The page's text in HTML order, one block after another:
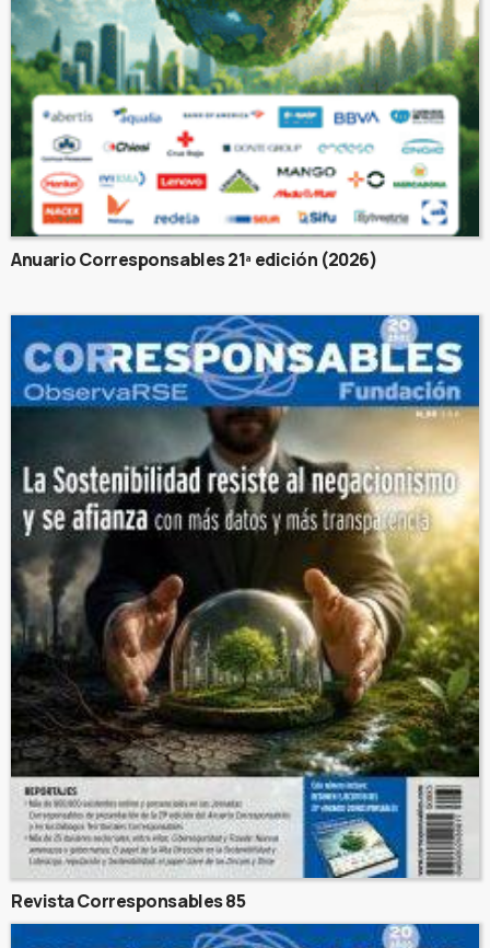
Anuario Corresponsables 21ª edición (2026)
Revista Corresponsables 85